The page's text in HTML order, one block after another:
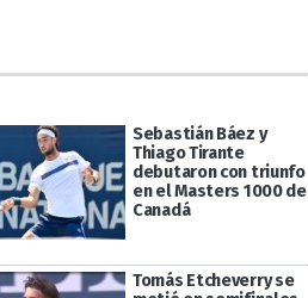
Sebastián Báez y
Thiago Tirante
debutaron con triunfo
en el Masters 1000 de
Canadá
Tomás Etcheverry se